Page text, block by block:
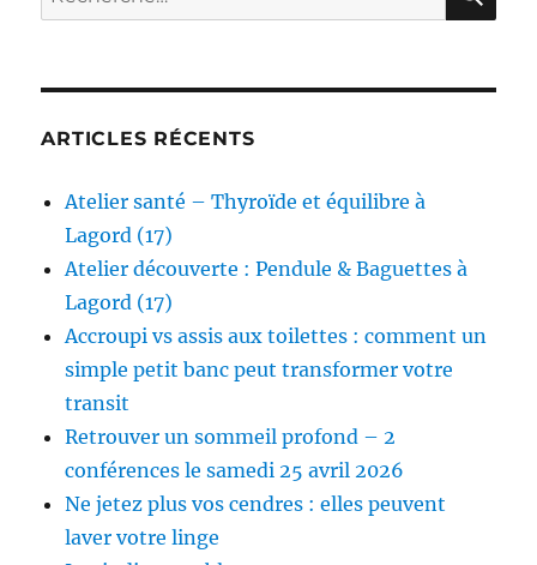
pour :
ARTICLES RÉCENTS
Atelier santé – Thyroïde et équilibre à
Lagord (17)
Atelier découverte : Pendule & Baguettes à
Lagord (17)
Accroupi vs assis aux toilettes : comment un
simple petit banc peut transformer votre
transit
Retrouver un sommeil profond – 2
conférences le samedi 25 avril 2026
Ne jetez plus vos cendres : elles peuvent
laver votre linge